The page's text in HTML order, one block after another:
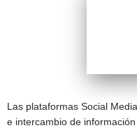
Las plataformas Social
e intercambio de